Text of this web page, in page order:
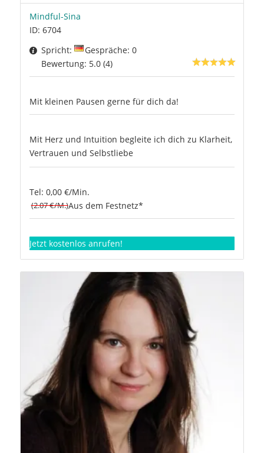
Mindful-Sina
ID: 6704
Spricht:
Gespräche: 0
Bewertung: 5.0 (4)
Mit kleinen Pausen gerne für dich da!
Mit Herz und Intuition begleite ich dich zu Klarheit,
Vertrauen und Selbstliebe
Tel: 0,00 €/Min.
(2.07 €/M.)Aus dem Festnetz*
Jetzt kostenlos anrufen!